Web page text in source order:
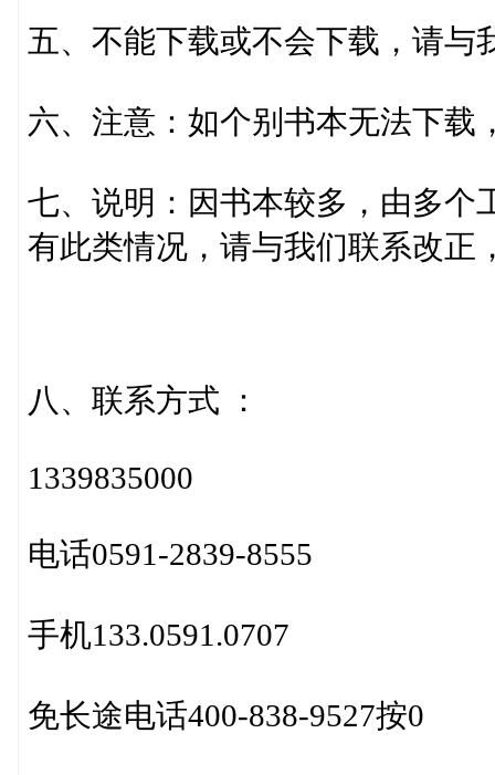
五、不能下载或不会下载，请与
六、注意：如个别书本无法下载
七、说明：因书本较多，由多个
有此类情况，请与我们联系改正
八、联系方式 ：
1339835000
电话0591-2839-8555
手机133.0591.0707
免长途电话400-838-9527按0